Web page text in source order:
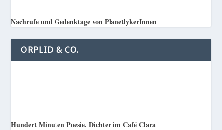
Nachrufe und Gedenktage von PlanetlykerInnen
ORPLID & CO.
Hundert Minuten Poesie. Dichter im Café Clara